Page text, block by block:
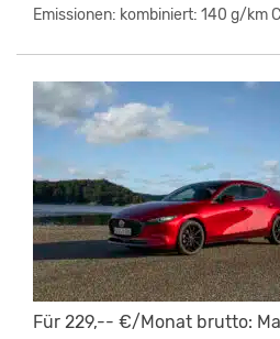
Emissionen: kombiniert: 140 g/km
Für 229,-- €/Monat brutto: